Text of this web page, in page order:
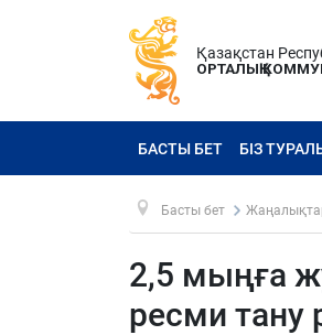
Қазақстан
ОРТАЛЫҚ
БАСТЫ БЕТ БІЗ
Басты бет
2,5 мыңға
ресми тану